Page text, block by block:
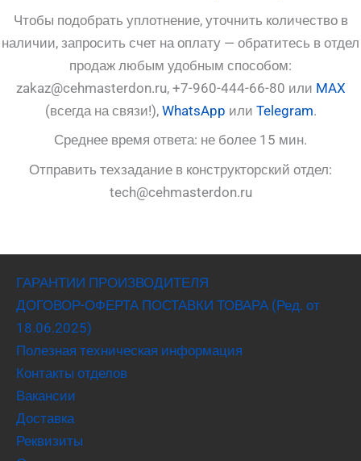
Чтобы подобрать уплотнение, уточнить количество в
наличии, запросить счет на оплату — обратитесь в отдел
продаж любым удобным способом:
zakaz@cehmasterdon.ru, +7-960-444-66-80 или MAX
(всегда на связи!), WhatsApp или Telegram.
Среднее время ответа: не более 15 мин.
Отправить техзадание в конструкторский отдел:
tech@cehmasterdon.ru
ГАРАНТИИ ПРОИЗВОДИТЕЛЯ
ДОГОВОР-ОФЕРТА ПОСТАВКИ ТОВАРА (Ред. от
18.06.2025)
Полезная техническая информация
Контакты отделов
Вакансии
Доставка
Реквизиты